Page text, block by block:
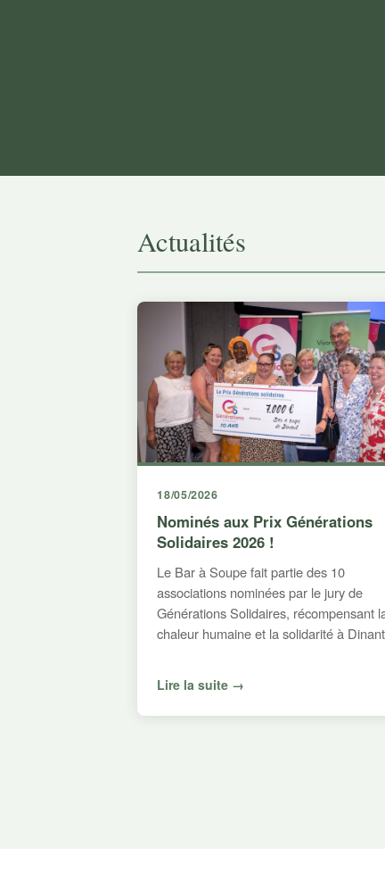
Actualités
18/05/2026
Nominés aux Prix Générations
Solidaires 2026 !
Le Bar à Soupe fait partie des 10
associations nominées par le jury de
Générations Solidaires, récompensant
chaleur humaine et la solidarité à
Lire la suite →